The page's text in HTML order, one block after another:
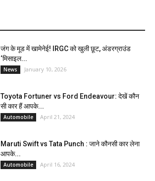
जंग के मूड में खामेनेई! IRGC को खुली छूट, अंडरग्राउंड
‘मिसाइल...
News January 10, 2026
Toyota Fortuner vs Ford Endeavour: देखें कौन
सी कार हैं आपके...
Automobile April 21, 2024
Maruti Swift vs Tata Punch : जाने कौनसी कार लेना
आपके...
Automobile April 16, 2024